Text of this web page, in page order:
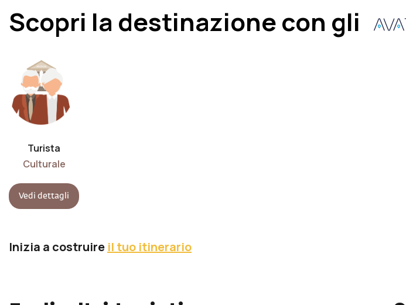
Scopri la destinazione con gli
Turista
Culturale
Vedi dettagli
Inizia a costruire il tuo itinerario